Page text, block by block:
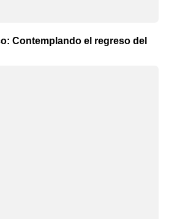
Contemplando el regreso del